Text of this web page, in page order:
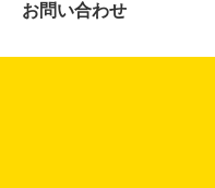
お問い合わせ